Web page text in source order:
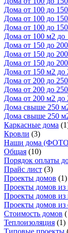
Дома от 100 до
Дома от 100 до
Дома от 100 до
Дома от 100 м2 до
Дома от 150 до
Дома от 150 до
Дома от 150 до
Дома от 150 м2 до
Дома от 200 до
Дома от 200 до
Дома от 200 м2 до
Дома свыше 250
Дома свыше 250
Каркасные дома
Кровли (3)
Наши дома
Общая (10)
Порядок оплаты
Прайс лист (3)
Проекты домов (1)
Проекты домов из
Проекты домов из
Проекты домов из
Стоимость домов
Теплоизоляция (1)
Типовые проекты